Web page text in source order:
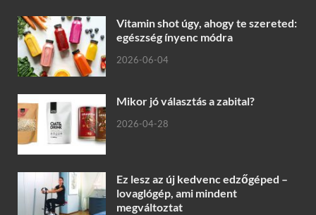
Vitamin shot úgy, ahogy te szereted:
egészség ínyenc módra
2026-06-04
Mikor jó választás a zabital?
2026-04-28
Ez lesz az új kedvenc edzőgéped –
lovaglógép, ami mindent
megváltoztat